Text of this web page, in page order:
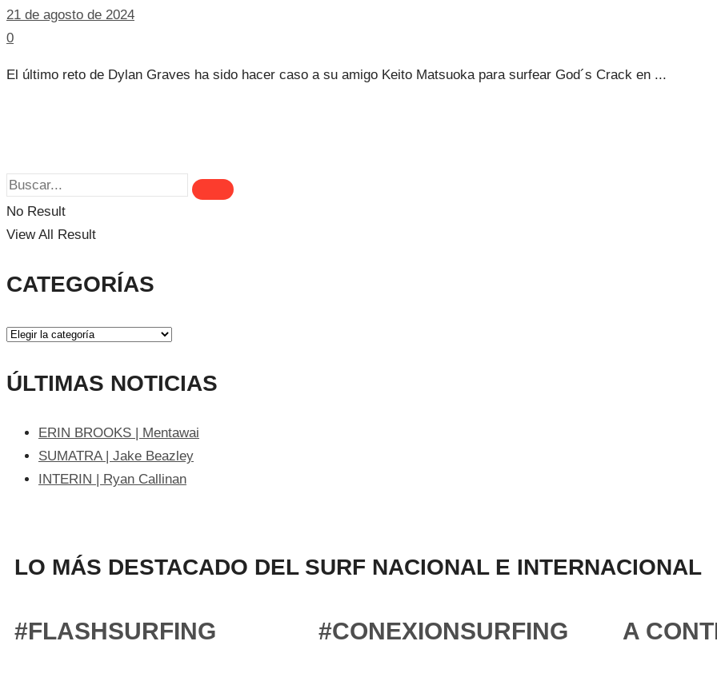
21 de agosto de 2024
0
El último reto de Dylan Graves ha sido hacer caso a su amigo Keito Matsuoka para surfear God´s Crack en ...
No Result
View All Result
CATEGORÍAS
ÚLTIMAS NOTICIAS
ERIN BROOKS | Mentawai
SUMATRA | Jake Beazley
INTERIN | Ryan Callinan
LO MÁS DESTACADO DEL SURF NACIONAL E INTERNACIONAL
#FLASHSURFING #CONEXIONSURFING A